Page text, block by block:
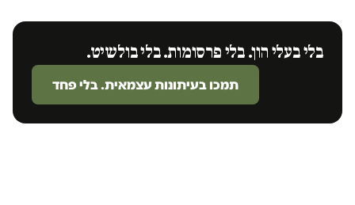
בלי בעלי הון. בלי פרסומות. בלי בולשיט.
תמכו בעיתונות עצמאית. בלי פחד